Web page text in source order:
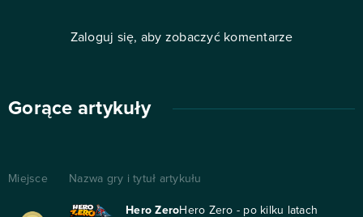
Zaloguj się, aby zobaczyć komentarze
Gorące artykuły
Miejsce Nazwa gry i tytuł artykułu
Hero ZeroHero Zero - po kilku latach